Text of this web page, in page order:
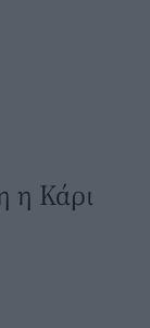
η Κάρι